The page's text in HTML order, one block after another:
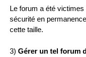
Le forum a été
sécurité en
cette taille.
3) Gérer un tel forum